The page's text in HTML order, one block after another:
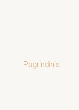
Pagrindinis